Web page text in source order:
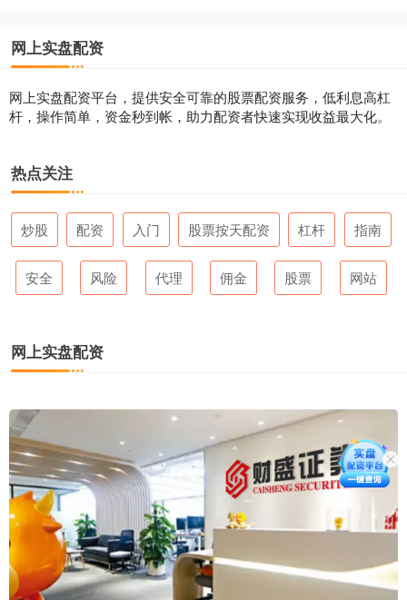
网上实盘配资
网上实盘配资平台，提供安全可靠的股票配资服务，低利息高杠
杆，操作简单，资金秒到帐，助力配资者快速实现收益最大化。
热点关注
炒股 配资 入门 股票按天配资 杠杆 指南
安全 风险 代理 佣金 股票 网站
网上实盘配资